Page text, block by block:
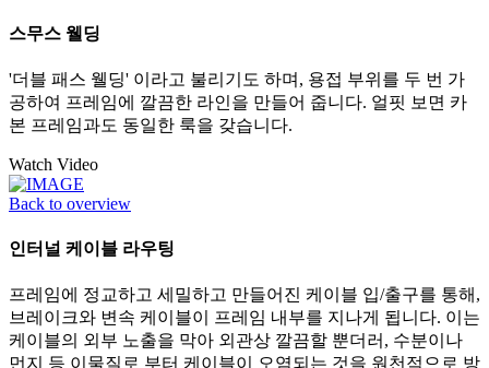
스무스 웰딩
'더블 패스 웰딩' 이라고 불리기도 하며, 용접 부위를 두 번 가
공하여 프레임에 깔끔한 라인을 만들어 줍니다. 얼핏 보면 카
본 프레임과도 동일한 룩을 갖습니다.
Watch Video
Back to overview
인터널 케이블 라우팅
프레임에 정교하고 세밀하고 만들어진 케이블 입/출구를 통해,
브레이크와 변속 케이블이 프레임 내부를 지나게 됩니다. 이는
케이블의 외부 노출을 막아 외관상 깔끔할 뿐더러, 수분이나
먼지 등 이물질로 부터 케이블이 오염되는 것을 원천적으로 방